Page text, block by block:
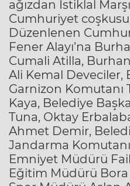
ağızdan İstiklal
Cumhuriyet
Düzenlenen
Fener Alayı’na
Cumali Atilla,
Ali Kemal Deveciler,
Garnizon Komutanı
Kaya, Belediye
Tuna, Oktay
Ahmet Demir,
Jandarma
Emniyet Müdürü
Eğitim Müdürü Bora